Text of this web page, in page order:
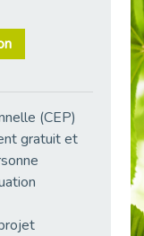
Handicap et emploi : une matinée pour briser les tabous
(CEP)
gratuit et